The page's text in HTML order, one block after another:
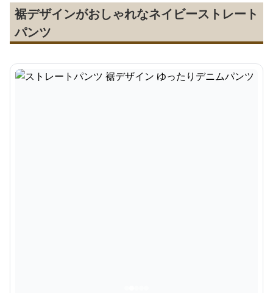
裾デザインがおしゃれなネイビーストレート
パンツ